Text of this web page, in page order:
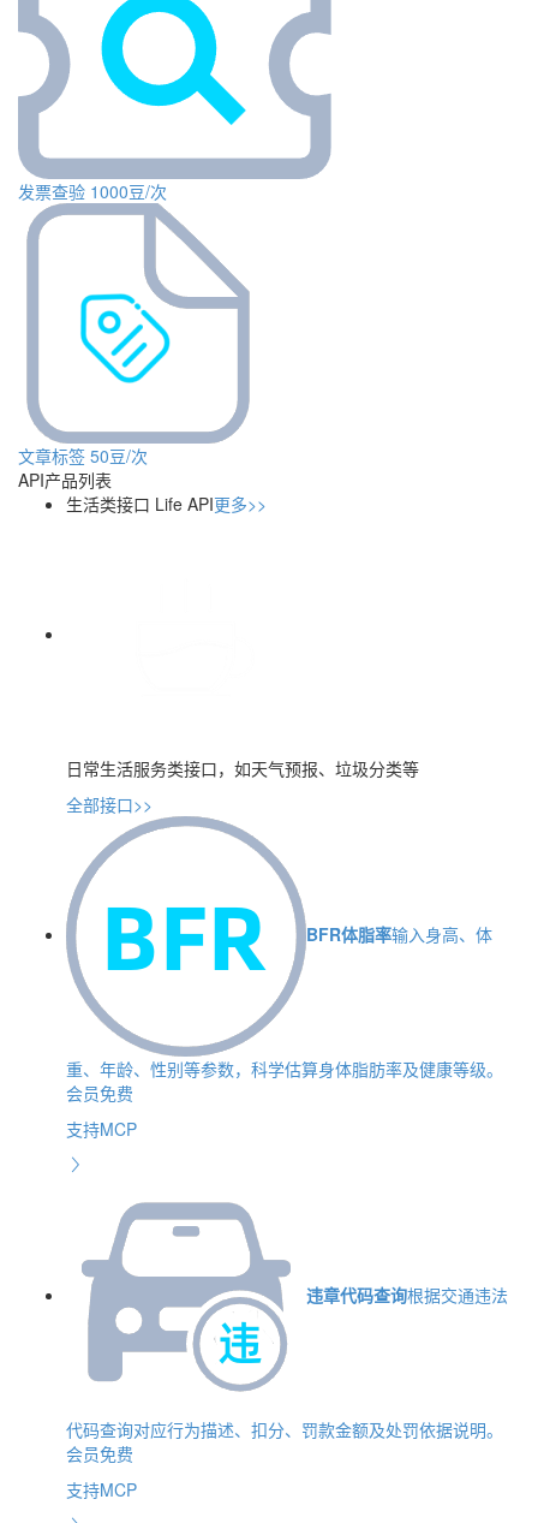
发票查验 1000豆/次
文章标签 50豆/次
API产品列表
生活类接口 Life API更多>>
日常生活服务类接口，如天气预报、垃圾分类等
全部接口>>
BFR体脂率输入身高、体
重、年龄、性别等参数，科学估算身体脂肪率及健康等级。
会员免费
支持MCP
违章代码查询根据交通违法
代码查询对应行为描述、扣分、罚款金额及处罚依据说明。
会员免费
支持MCP